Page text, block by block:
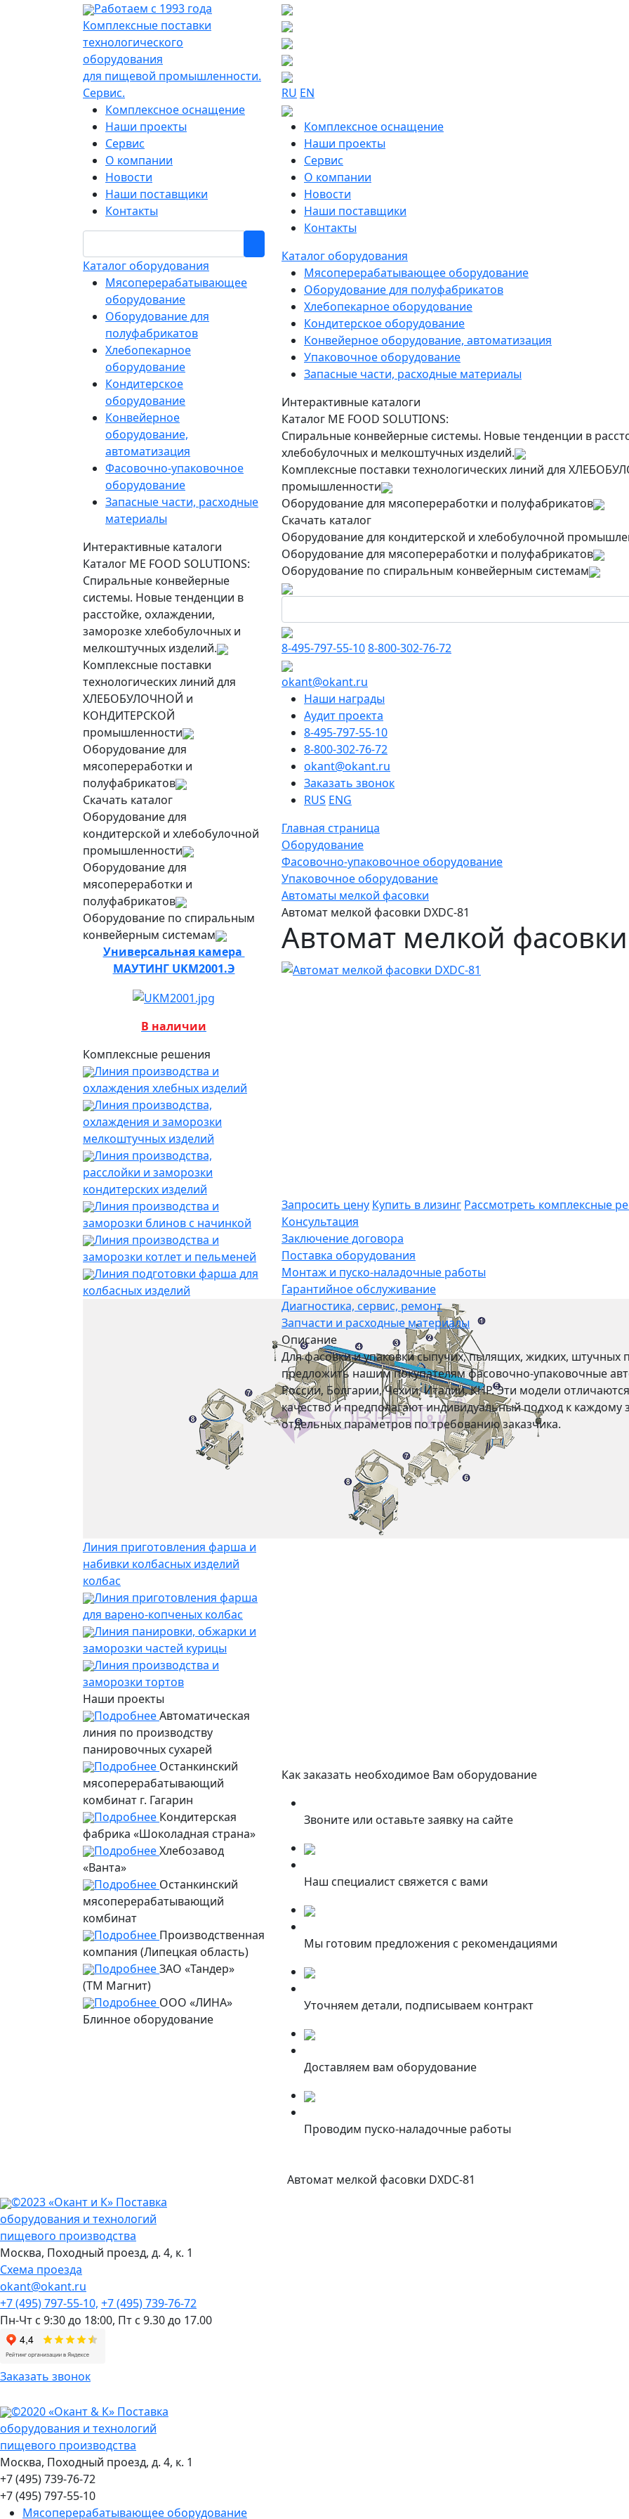
Работаем с 1993 года
Комплексные поставки
технологического
оборудования
для пищевой промышленности.
Сервис.
Комплексное оснащение
Наши проекты
Сервис
О компании
Новости
Наши поставщики
Контакты
Каталог оборудования
Мясоперерабатывающее
оборудование
Оборудование для
полуфабрикатов
Хлебопекарное
оборудование
Кондитерское
оборудование
Конвейерное
оборудование,
автоматизация
Фасовочно-упаковочное
оборудование
Запасные части, расходные
материалы
Интерактивные каталоги
Каталог ME FOOD SOLUTIONS:
Спиральные конвейерные
системы. Новые тенденции в
расстойке, охлаждении,
заморозке хлебобулочных и
мелкоштучных изделий.
Комплексные поставки
технологических линий для
ХЛЕБОБУЛОЧНОЙ и
КОНДИТЕРСКОЙ
промышленности
Оборудование для
мясопереработки и
полуфабрикатов
Скачать каталог
Оборудование для
кондитерской и хлебобулочной
промышленности
Оборудование для
мясопереработки и
полуфабрикатов
Оборудование по спиральным
конвейерным системам
Универсальная камера
МАУТИНГ UKM2001.Э
В наличии
Комплексные решения
Линия производства и
охлаждения хлебных изделий
Линия производства,
охлаждения и заморозки
мелкоштучных изделий
Линия производства,
расслойки и заморозки
кондитерских изделий
Линия производства и
заморозки блинов с начинкой
Линия производства и
заморозки котлет и пельменей
Линия подготовки фарша для
колбасных изделий
Линия приготовления фарша и
набивки колбасных изделий
колбас
Линия приготовления фарша
для варено-копченых колбас
Линия панировки, обжарки и
заморозки частей курицы
Линия производства и
заморозки тортов
Наши проекты
ПодробнееАвтоматическая
линия по производству
панировочных сухарей
Подробнее Останкинский
мясоперерабатывающий
комбинат г. Гагарин
Подробнее Кондитерская
фабрика «Шоколадная страна»
ПодробнееХлебозавод
«Ванта»
Подробнее Останкинский
мясоперерабатывающий
комбинат
Подробнее Производственная
компания (Липецкая область)
ПодробнееЗАО «Тандер»
(ТМ Магнит)
Подробнее ООО «ЛИНА»
Блинное оборудование
RU EN
Комплексное оснащение
Наши проекты
Сервис
О компании
Новости
Наши поставщики
Контакты
Каталог оборудования
Мясоперерабатывающее оборудование
Оборудование для полуфабрикатов
Хлебопекарное оборудование
Кондитерское оборудование
Конвейерное оборудование, автоматизация
Упаковочное оборудование
Запасные части, расходные материалы
Интерактивные каталоги
Каталог ME FOOD SOLUTIONS:
Спиральные конвейерные системы. Новые тенденции в
хлебобулочных и мелкоштучных изделий.
Комплексные поставки технологических линий для
промышленности
Оборудование для мясопереработки и полуфабрикатов
Скачать каталог
Оборудование для кондитерской и хлебобулочной
Оборудование для мясопереработки и полуфабрикатов
Оборудование по спиральным конвейерным системам
8-495-797-55-108-800-302-76-72
okant@okant.ru
Наши награды
Аудит проекта
8-495-797-55-10
8-800-302-76-72
okant@okant.ru
Заказать звонок
RUS ENG
Главная страница
Оборудование
Фасовочно-упаковочное оборудование
Упаковочное оборудование
Автоматы мелкой фасовки
Автомат мелкой фасовки DXDC-81
Автомат мелкой фасовки
Запросить цену Купить в лизинг Рассмотреть комплексные
Консультация
Заключение договора
Поставка оборудования
Монтаж и пуско-наладочные работы
Гарантийное обслуживание
Диагностика, сервис, ремонт
Запчасти и расходные материалы
Описание
Для фасовки и упаковки сыпучих, пылящих, жидких, штучных
предложить нашим покупателям фасовочно-упаковочные
России, Болгарии, Чехии, Италии, КНР. Эти модели
качество и предполагают индивидуальный подход к каждому
отдельных параметров по требованию заказчика.
Как заказать необходимое Вам оборудование
Звоните или оставьте заявку на сайте
Наш специалист свяжется с вами
Мы готовим предложения с рекомендациями
Уточняем детали, подписываем контракт
Доставляем вам оборудование
Проводим пуско-наладочные работы
Автомат мелкой фасовки DXDC-81
©2023 «Окант и К» Поставка
оборудования и технологий
пищевого производства
Москва, Походный проезд, д. 4, к. 1
Схема проезда
okant@okant.ru
+7 (495) 797-55-10, +7 (495) 739-76-72
Пн-Чт с 9:30 до 18:00, Пт с 9.30 до 17.00
Заказать звонок
©2020 «Окант & К» Поставка
оборудования и технологий
пищевого производства
Москва, Походный проезд, д. 4, к. 1
+7 (495) 739-76-72
+7 (495) 797-55-10
Мясоперерабатывающее оборудование